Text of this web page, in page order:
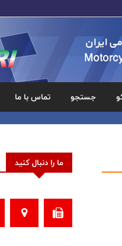
جستجو تماس با ما
ما را دنبال کنید